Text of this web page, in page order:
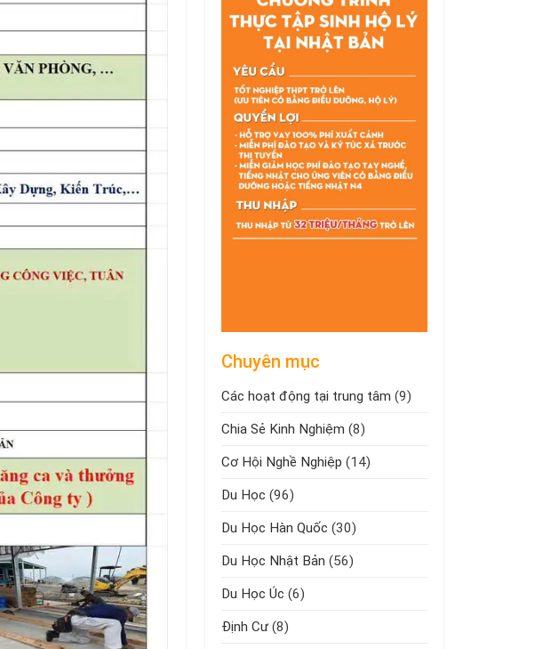
Chuyên mục
Các hoạt động tại trung tâm (9)
Chia Sẻ Kinh Nghiệm (8)
Cơ Hội Nghề Nghiệp (14)
Du Học (96)
Du Học Hàn Quốc (30)
Du Học Nhật Bản (56)
Du Học Úc (6)
Định Cư (8)